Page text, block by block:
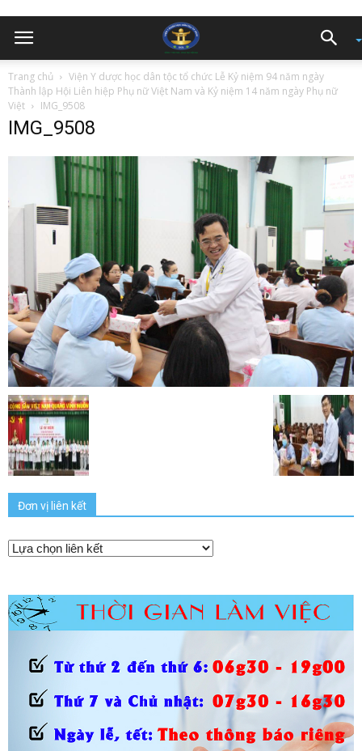
Trang chủ
Viện Y dược học dân tộc tổ chức Lễ Kỷ niệm 94 năm ngày
Thành lập Hội Liên hiệp Phụ nữ Việt Nam và Kỷ niệm 14 năm ngày Phụ nữ
Việt
IMG_9508
IMG_9508
Đơn vị liên kết